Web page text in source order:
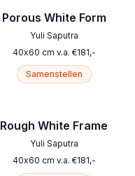
Porous White Form
Yuli Saputra
40x60 cm v.a. €181,-
Samenstellen
Rough White Frame
Yuli Saputra
40x60 cm v.a. €181,-